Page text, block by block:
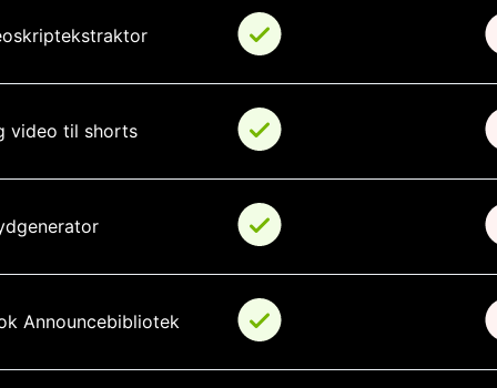
video til shorts
Announcebibliotek